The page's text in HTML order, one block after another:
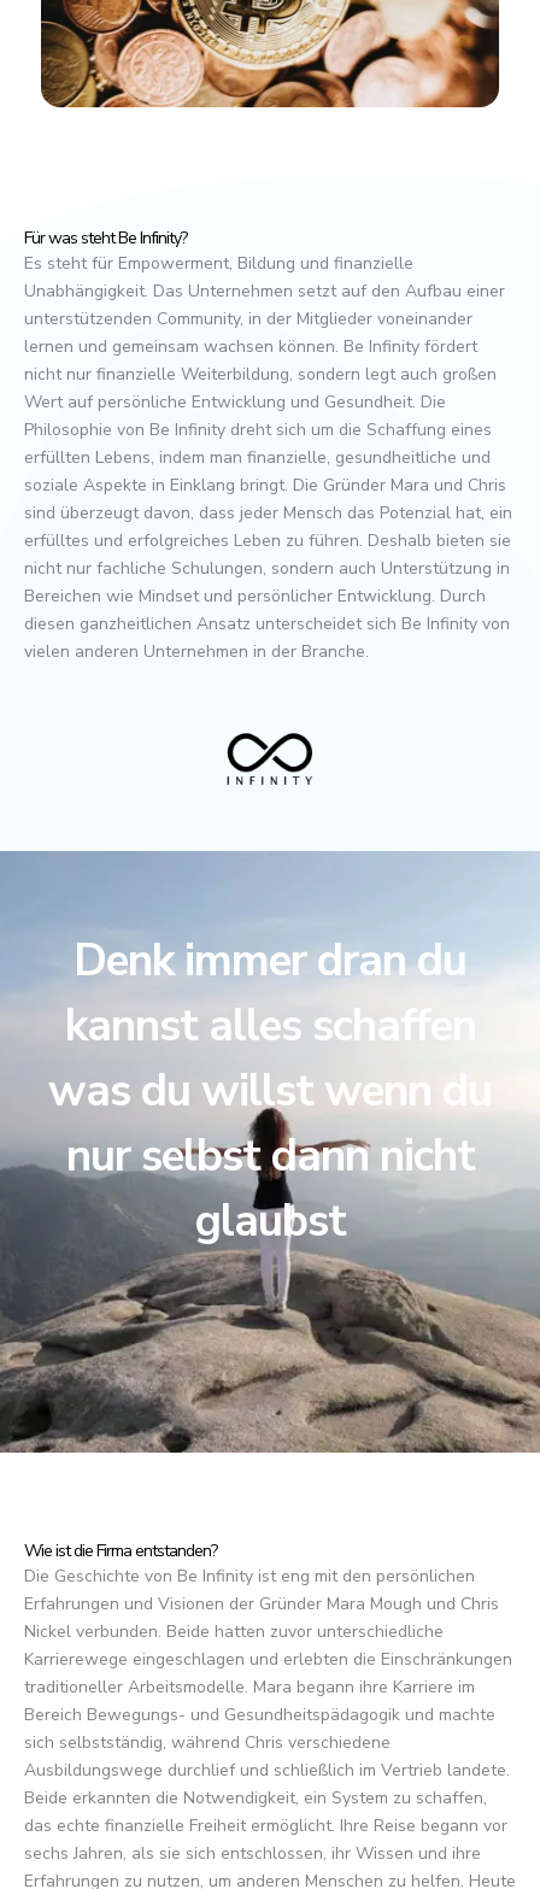
Für was steht Be Infinity?
Es steht für Empowerment, Bildung und finanzielle
Unabhängigkeit. Das Unternehmen setzt auf den Aufbau einer
unterstützenden Community, in der Mitglieder voneinander
lernen und gemeinsam wachsen können. Be Infinity fördert
nicht nur finanzielle Weiterbildung, sondern legt auch großen
Wert auf persönliche Entwicklung und Gesundheit. Die
Philosophie von Be Infinity dreht sich um die Schaffung eines
erfüllten Lebens, indem man finanzielle, gesundheitliche und
soziale Aspekte in Einklang bringt. Die Gründer Mara und Chris
sind überzeugt davon, dass jeder Mensch das Potenzial hat, ein
erfülltes und erfolgreiches Leben zu führen. Deshalb bieten sie
nicht nur fachliche Schulungen, sondern auch Unterstützung in
Bereichen wie Mindset und persönlicher Entwicklung. Durch
diesen ganzheitlichen Ansatz unterscheidet sich Be Infinity von
vielen anderen Unternehmen in der Branche.
Denk immer dran du
kannst alles schaffen
was du willst wenn du
nur selbst dann nicht
glaubst
Wie ist die Firma entstanden?
Die Geschichte von Be Infinity ist eng mit den persönlichen
Erfahrungen und Visionen der Gründer Mara Mough und Chris
Nickel verbunden. Beide hatten zuvor unterschiedliche
Karrierewege eingeschlagen und erlebten die Einschränkungen
traditioneller Arbeitsmodelle. Mara begann ihre Karriere im
Bereich Bewegungs- und Gesundheitspädagogik und machte
sich selbstständig, während Chris verschiedene
Ausbildungswege durchlief und schließlich im Vertrieb landete.
Beide erkannten die Notwendigkeit, ein System zu schaffen,
das echte finanzielle Freiheit ermöglicht. Ihre Reise begann vor
sechs Jahren, als sie sich entschlossen, ihr Wissen und ihre
Erfahrungen zu nutzen, um anderen Menschen zu helfen. Heute